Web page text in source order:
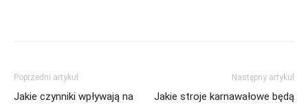
Poprzedni artykuł
Jakie czynniki wpływają na
Następny artykuł
Jakie stroje karnawałowe będą